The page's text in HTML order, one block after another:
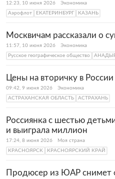
12:23, 10 июня 2026
Экономика
Аэрофлот
ЕКАТЕРИНБУРГ КАЗАНЬ
Москвичам рассказали о
11:57, 10 июня 2026
Экономика
Русское географическое общество
Цены на вторичку в России
09:42, 9 июня 2026
Экономика
АСТРАХАНСКАЯ ОБЛАСТЬ
АСТРАХАНЬ
Россиянка с шестью
и выиграла миллион
17:24, 8 июня 2026
Моя страна
КРАСНОЯРСК
КРАСНОЯРСКИЙ КРАЙ
Продюсер из ЮАР снимет